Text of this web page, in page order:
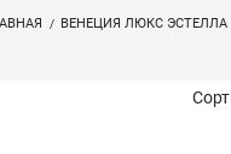
ВЕНЕЦИЯ ЛЮКС ЭСТЕЛЛА